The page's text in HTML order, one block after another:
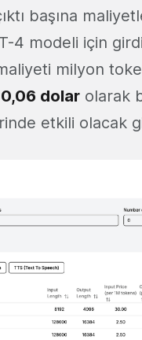
başına
4 modeli için
milyon
0,06 dolar olarak
etkili olacak